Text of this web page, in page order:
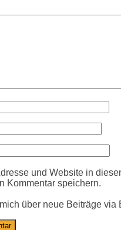
und Website in
Kommentar speichern.
über neue Beiträge via